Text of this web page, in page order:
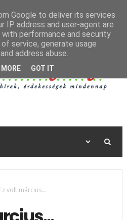
Ez volt március...
Google to deliver its services
IP address and user-agent are
performance and security
service, generate usage
address abuse.
MORE GOT IT